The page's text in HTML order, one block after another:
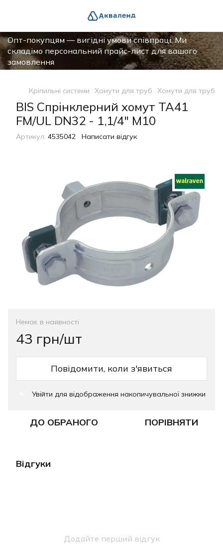
Опт-покупцям — вигідні умови співпраці. Ми
складімо персональний прайс-лист для вашого
замовлення
Кріпильні системи Хомути для труб Хомути для труб
BIS Спрінклерний хомут TA41
FM/UL DN32 - 1,1/4" М10
Артикул: 4535042 Написати відгук
Немає в наявності
43 грн/шт
Повідомити, коли з'явиться
Увійти для відображення накопичувальної знижки
ДО ОБРАНОГО ПОРІВНЯТИ
Відгуки
Додайте перший відгук